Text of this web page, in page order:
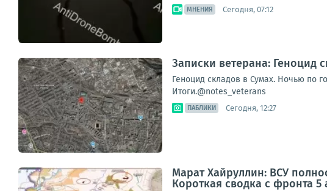
МНЕНИЯ Сегодня, 07:12
Записки ветерана: Геноцид
Геноцид складов в Сумах. Ночью по
Итоги.@notes_veterans
ПАБЛИКИ Сегодня, 12:27
Марат Хайруллин: ВСУ
Короткая сводка с фронта 5